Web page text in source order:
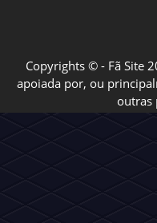
Copyrights © - Fã Site
apoiada por, ou
outras